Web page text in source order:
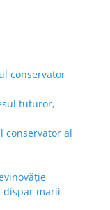
conservator
tuturor,
conservator al
dispar marii